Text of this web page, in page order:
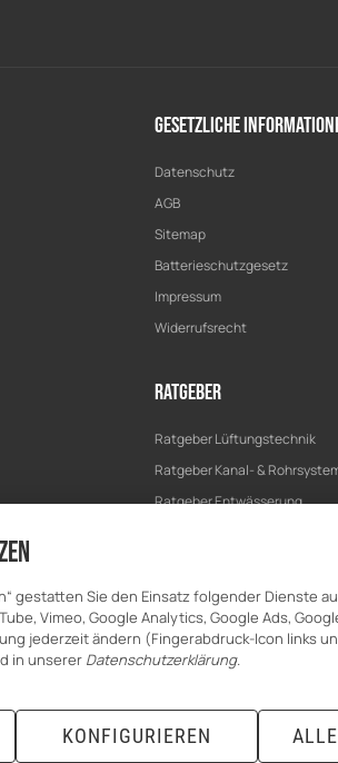
Gesetzliche
Datenschutz
AGB
Sitemap
Batterieschutzgesetz
Impressum
Widerrufsrecht
Ratgeber
Ratgeber Lüftungstechnik
Ratgeber Kanal- &
Ratgeber Entwässerung
gestatten Sie den Einsatz folgender Dienste
Vimeo, Google Analytics, Google Ads,
jederzeit ändern (Fingerabdruck-Icon links
in unserer Datenschutzerklärung.
KONFIGURIEREN